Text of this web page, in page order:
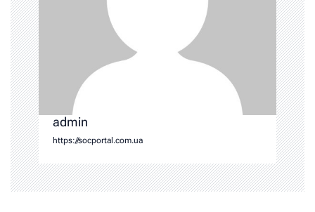
admin
https://socportal.com.ua